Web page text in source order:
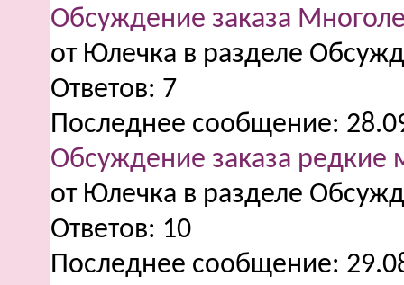
Обсуждение заказа
от Юлечка в разделе
Ответов: 7
Последнее сообщение:
Обсуждение заказа редкие
от Юлечка в разделе
Ответов: 10
Последнее сообщение: